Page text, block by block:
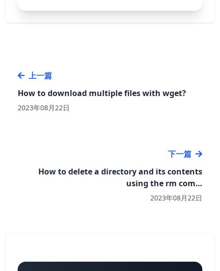
上一篇
How to download multiple files with wget?
2023年08月22日
下一篇
How to delete a directory and its contents
using the rm com…
2023年08月22日